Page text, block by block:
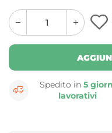
quantity
button
quantity
minus
button
Spedito in5
lavorativi